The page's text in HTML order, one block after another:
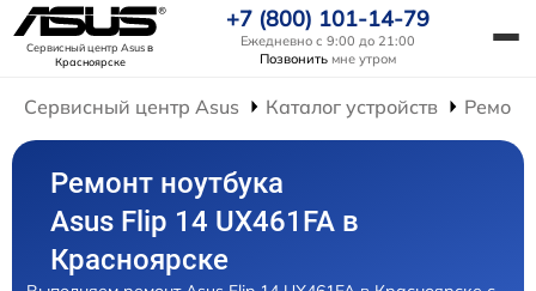
Сервисный центр Asusв
Красноярске
+7 (800) 101-14-79
Ежедневно с 9:00 до 21:00
Позвонить мне утром
Сервисный центр Asus Каталог устройств
Ремонт ноутбука
Asus Flip 14 UX461FA в
Красноярске